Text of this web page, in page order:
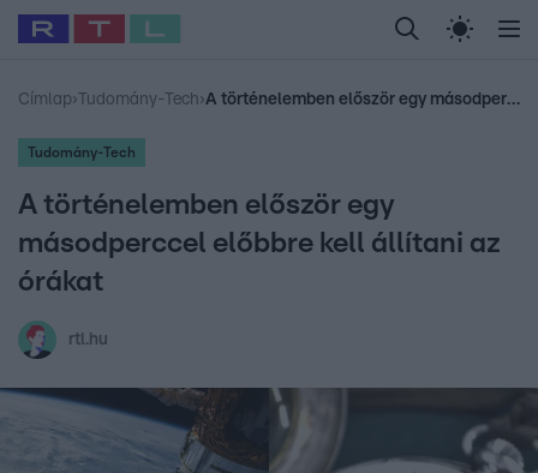
Legfrissebb RTL Híradó Randi Celeb vagyok,
Babits Marcella Most Wanted Gallusz
Címlap› Tudomány-Tech› A történelemben először egy másodperccel előbbre kell állítani az órákat
Tudomány-Tech
A történelemben először egy
másodperccel előbbre kell állítani az
órákat
rtl.hu